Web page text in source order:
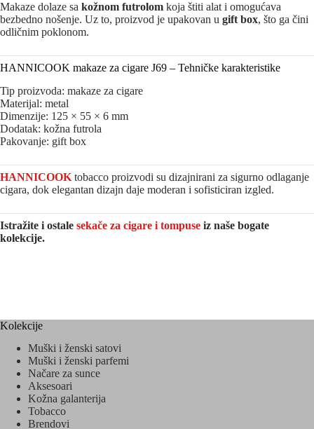
Makaze dolaze sa kožnom futrolom koja štiti alat i omogućava
bezbedno nošenje. Uz to, proizvod je upakovan u gift box, što ga čini
odličnim poklonom.
HANNICOOK makaze za cigare J69 – Tehničke karakteristike
Tip proizvoda: makaze za cigare
Materijal: metal
Dimenzije: 125 × 55 × 6 mm
Dodatak: kožna futrola
Pakovanje: gift box
HANNICOOK tobacco proizvodi su dizajnirani za sigurno odlaganje
cigara, dok elegantan dizajn daje moderan i sofisticiran izgled.
Istražite i ostale sekače za cigare i tompuse iz naše bogate
kolekcije.
Kolekcije
Muški i ženski satovi
Muški i ženski parfemi
Načare za sunce
Aksesoari
Kožna galanterija
Tobacco
Brendovi